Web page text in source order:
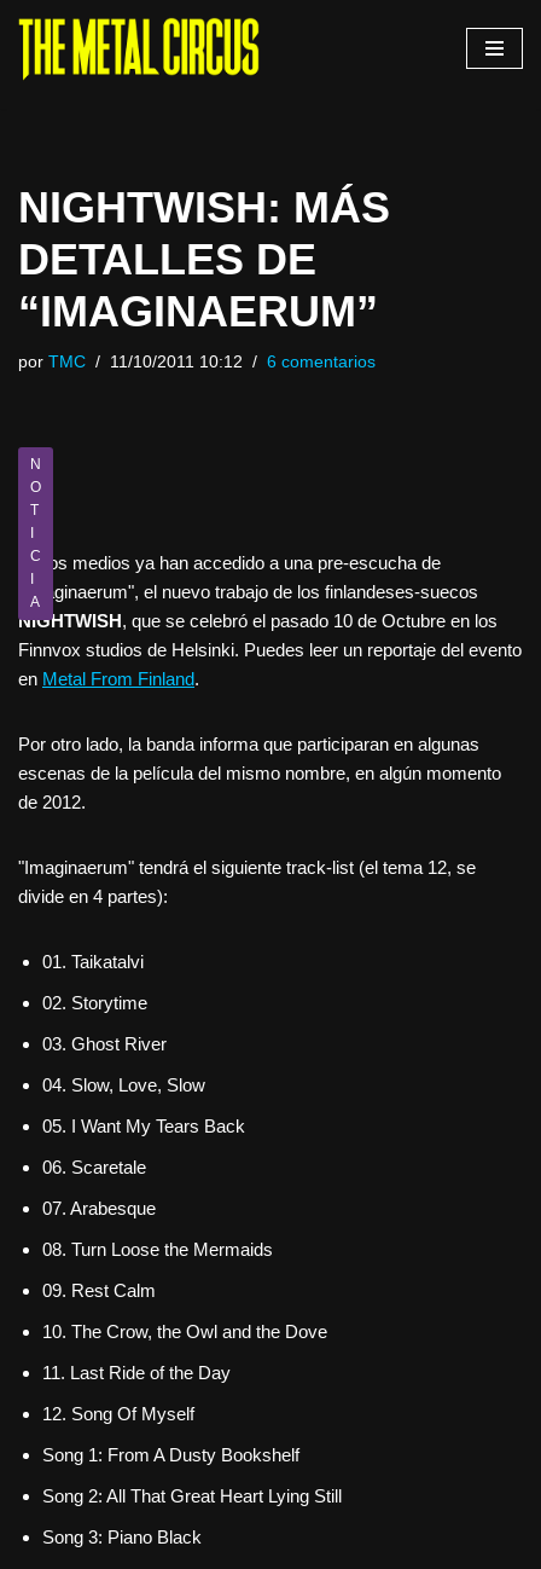
Saltar
NIGHTWISH: MÁS
DETALLES DE
“IMAGINAERUM”
por TMC 11/10/2011 10:12 6 comentarios
N
O
T
I
C
I
A
Varios medios ya han accedido a una pre-escucha de
"Imaginaerum", el nuevo trabajo de los finlandeses-suecos
NIGHTWISH, que se celebró el pasado 10 de Octubre en los
Finnvox studios de Helsinki. Puedes leer un reportaje del evento
en Metal From Finland.
Por otro lado, la banda informa que participaran en algunas
escenas de la película del mismo nombre, en algún momento
de 2012.
"Imaginaerum" tendrá el siguiente track-list (el tema 12, se
divide en 4 partes):
01. Taikatalvi
02. Storytime
03. Ghost River
04. Slow, Love, Slow
05. I Want My Tears Back
06. Scaretale
07. Arabesque
08. Turn Loose the Mermaids
09. Rest Calm
10. The Crow, the Owl and the Dove
11. Last Ride of the Day
12. Song Of Myself
Song 1: From A Dusty Bookshelf
Song 2: All That Great Heart Lying Still
Song 3: Piano Black